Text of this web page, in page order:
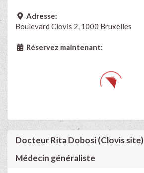
Adresse:
Boulevard Clovis 2, 1000 Bruxelles
Réservez maintenant:
Docteur Rita Dobosi (Clovis site)
Médecin généraliste